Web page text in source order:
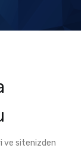
ve sitenizden